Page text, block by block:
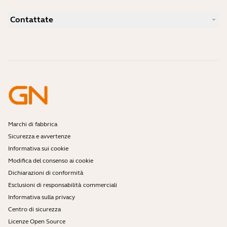
Guida alla compatibilità
Quali sono le cuffie più adatte per l'iPhone?
Contattate
Enterprise end of life policy
Programma per sviluppatori
Marchi di fabbrica
Sicurezza e avvertenze
Informativa sui cookie
Modifica del consenso ai cookie
Dichiarazioni di conformità
Esclusioni di responsabilità commerciali
Informativa sulla privacy
Centro di sicurezza
Licenze Open Source